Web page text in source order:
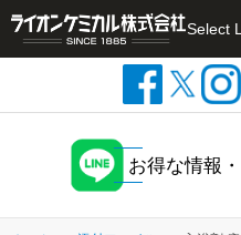
Select
お得な情報
検索